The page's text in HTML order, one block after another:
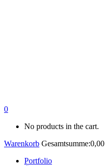
0
No products in the cart.
Warenkorb Gesamtsumme:0,00
Portfolio